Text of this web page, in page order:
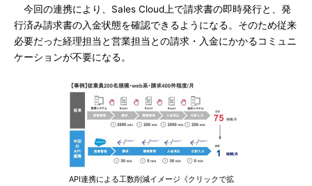
今回の連携により、Sales Cloud上で請求書の即時発行と、発
行済み請求書の入金状態を確認できるようになる。そのため従来
必要だった経理担当と営業担当との請求・入金にかかるコミュニ
ケーションが不要になる。
API連携による工数削減イメージ《クリックで拡